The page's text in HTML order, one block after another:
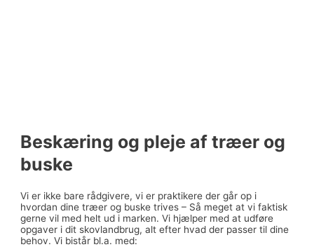
Beskæring og pleje af træer og
buske
Vi er ikke bare rådgivere, vi er praktikere der går op i
hvordan dine træer og buske trives – Så meget at vi faktisk
gerne vil med helt ud i marken. Vi hjælper med at udføre
opgaver i dit skovlandbrug, alt efter hvad der passer til dine
behov. Vi bistår bl.a. med: